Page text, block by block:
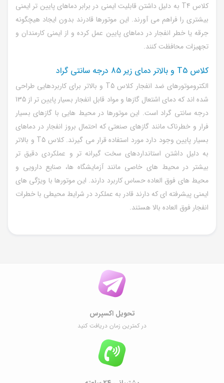
کلاس T4 به دلیل داشتن قابلیت ایمنی در برابر دماهای پایین تر ایمنی
بیشتری را فراهم می آورند. این موتورها قادرند بدون ایجاد هیچگونه
جرقه یا خطر انفجار در دماهای پایین عمل کرده و از ایمنی کارمندان و
تجهیزات محافظت کنند.
کلاس T5 و بالاتر دمای زیر 85 درجه سانتی گراد
الکتروموتورهای ضد انفجار کلاس T5 و بالاتر برای کاربردهایی طراحی
شده اند که دمای اشتعال گازها و مواد قابل انفجار بسیار پایین تر از 135
درجه سانتی گراد است. این موتورها در محیط هایی با گازهای بسیار
فرار و خطرناک مانند گازهای صنعتی که احتمال بروز انفجار در دماهای
بسیار پایین وجود دارد مورد استفاده قرار می گیرند. کلاس T5 و بالاتر
به دلیل داشتن استانداردهای سخت گیرانه تر و عملکردی دقیق تر
بیشتر در محیط های خاصی مانند آزمایشگاه ها، صنایع دارویی و
محیط های فوق العاده حساس کاربرد دارند. این موتورها با ویژگی های
ایمنی پیشرفته ای که دارند قادر به عملکرد در شرایط محیطی با خطرات
انفجار فوق العاده بالا هستند.
تحویل اکسپرس
در کمترین زمان دریافت کنید